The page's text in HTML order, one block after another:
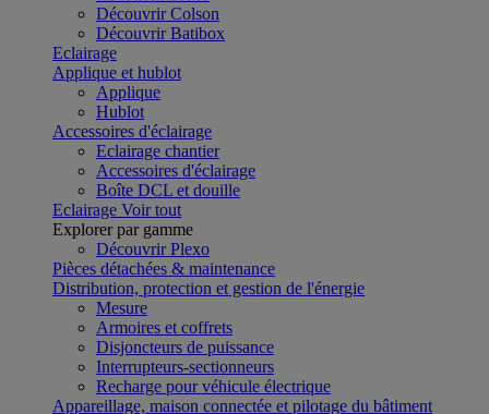
Découvrir Colson
Découvrir Batibox
Eclairage
Applique et hublot
Applique
Hublot
Accessoires d'éclairage
Eclairage chantier
Accessoires d'éclairage
Boîte DCL et douille
Eclairage Voir tout
Explorer par gamme
Découvrir Plexo
Pièces détachées & maintenance
Distribution, protection et gestion de l'énergie
Mesure
Armoires et coffrets
Disjoncteurs de puissance
Interrupteurs-sectionneurs
Recharge pour véhicule électrique
Appareillage, maison connectée et pilotage du bâtiment